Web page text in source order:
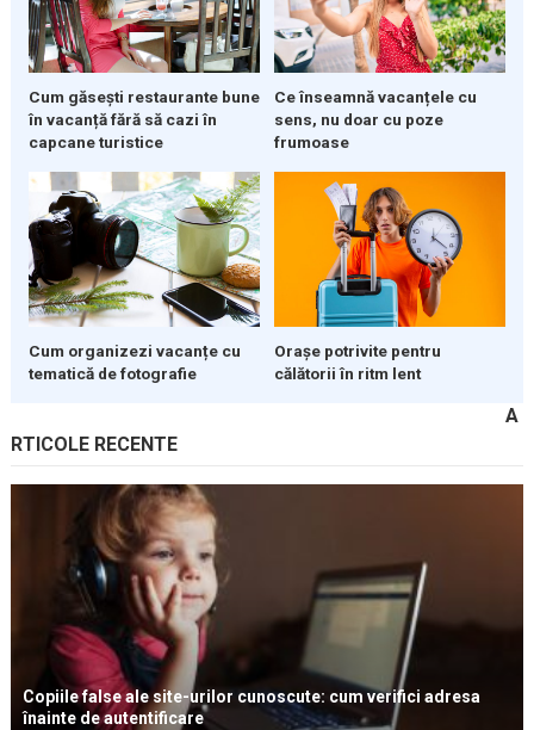
Cum găsești restaurante bune
în vacanță fără să cazi în
capcane turistice
Ce înseamnă vacanțele cu
sens, nu doar cu poze
frumoase
Cum organizezi vacanțe cu
tematică de fotografie
Orașe potrivite pentru
călătorii în ritm lent
A
RTICOLE RECENTE
Copiile false ale site-urilor cunoscute: cum verifici adresa
înainte de autentificare